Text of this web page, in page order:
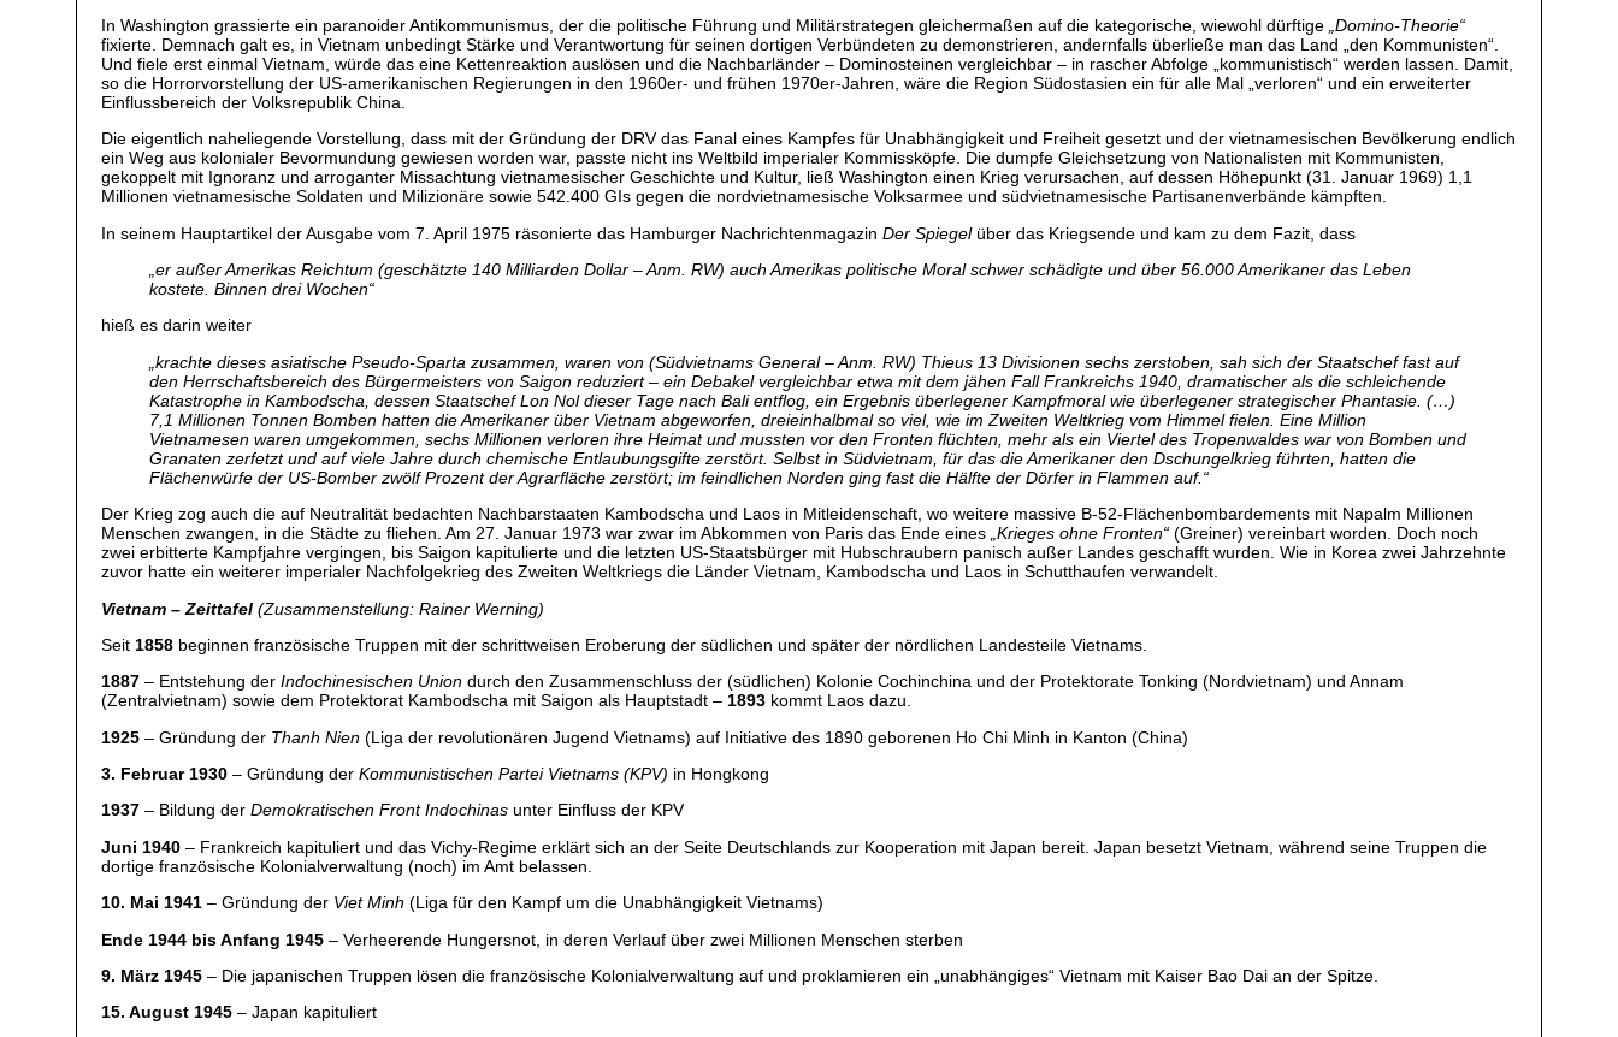
In Washington grassierte ein paranoider Antikommunismus, der die politische Führung und Militärstrategen gleichermaßen auf die kategorische, wiewohl dürftige „Domino-Theorie“
fixierte. Demnach galt es, in Vietnam unbedingt Stärke und Verantwortung für seinen dortigen Verbündeten zu demonstrieren, andernfalls überließe man das Land „den Kommunisten“.
Und fiele erst einmal Vietnam, würde das eine Kettenreaktion auslösen und die Nachbarländer – Dominosteinen vergleichbar – in rascher Abfolge „kommunistisch“ werden lassen. Damit,
so die Horrorvorstellung der US-amerikanischen Regierungen in den 1960er- und frühen 1970er-Jahren, wäre die Region Südostasien ein für alle Mal „verloren“ und ein erweiterter
Einflussbereich der Volksrepublik China.
Die eigentlich naheliegende Vorstellung, dass mit der Gründung der DRV das Fanal eines Kampfes für Unabhängigkeit und Freiheit gesetzt und der vietnamesischen Bevölkerung endlich
ein Weg aus kolonialer Bevormundung gewiesen worden war, passte nicht ins Weltbild imperialer Kommissköpfe. Die dumpfe Gleichsetzung von Nationalisten mit Kommunisten,
gekoppelt mit Ignoranz und arroganter Missachtung vietnamesischer Geschichte und Kultur, ließ Washington einen Krieg verursachen, auf dessen Höhepunkt (31. Januar 1969) 1,1
Millionen vietnamesische Soldaten und Milizionäre sowie 542.400 GIs gegen die nordvietnamesische Volksarmee und südvietnamesische Partisanenverbände kämpften.
In seinem Hauptartikel der Ausgabe vom 7. April 1975 räsonierte das Hamburger NachrichtenmagazinDer Spiegelüber das Kriegsende und kam zu dem Fazit, dass
„er außer Amerikas Reichtum (geschätzte 140 Milliarden Dollar – Anm. RW) auch Amerikas politische Moral schwer schädigte und über 56.000 Amerikaner das Leben
kostete. Binnen drei Wochen“
hieß es darin weiter
„krachte dieses asiatische Pseudo-Sparta zusammen, waren von (Südvietnams General – Anm. RW) Thieus 13 Divisionen sechs zerstoben, sah sich der Staatschef fast auf
den Herrschaftsbereich des Bürgermeisters von Saigon reduziert – ein Debakel vergleichbar etwa mit dem jähen Fall Frankreichs 1940, dramatischer als die schleichende
Katastrophe in Kambodscha, dessen Staatschef Lon Nol dieser Tage nach Bali entflog, ein Ergebnis überlegener Kampfmoral wie überlegener strategischer Phantasie. (…)
7,1 Millionen Tonnen Bomben hatten die Amerikaner über Vietnam abgeworfen, dreieinhalbmal so viel, wie im Zweiten Weltkrieg vom Himmel fielen. Eine Million
Vietnamesen waren umgekommen, sechs Millionen verloren ihre Heimat und mussten vor den Fronten flüchten, mehr als ein Viertel des Tropenwaldes war von Bomben und
Granaten zerfetzt und auf viele Jahre durch chemische Entlaubungsgifte zerstört. Selbst in Südvietnam, für das die Amerikaner den Dschungelkrieg führten, hatten die
Flächenwürfe der US-Bomber zwölf Prozent der Agrarfläche zerstört; im feindlichen Norden ging fast die Hälfte der Dörfer in Flammen auf.“
Der Krieg zog auch die auf Neutralität bedachten Nachbarstaaten Kambodscha und Laos in Mitleidenschaft, wo weitere massive B-52-Flächenbombardements mit Napalm Millionen
Menschen zwangen, in die Städte zu fliehen. Am 27. Januar 1973 war zwar im Abkommen von Paris das Ende eines „Krieges ohne Fronten“ (Greiner) vereinbart worden. Doch noch
zwei erbitterte Kampfjahre vergingen, bis Saigon kapitulierte und die letzten US-Staatsbürger mit Hubschraubern panisch außer Landes geschafft wurden. Wie in Korea zwei Jahrzehnte
zuvor hatte ein weiterer imperialer Nachfolgekrieg des Zweiten Weltkriegs die Länder Vietnam, Kambodscha und Laos in Schutthaufen verwandelt.
Vietnam – Zeittafel (Zusammenstellung: Rainer Werning)
Seit 1858 beginnen französische Truppen mit der schrittweisen Eroberung der südlichen und später der nördlichen Landesteile Vietnams.
1887 – Entstehung derIndochinesischen Union durch den Zusammenschluss der (südlichen) Kolonie Cochinchina und der Protektorate Tonking (Nordvietnam) und Annam
(Zentralvietnam) sowie dem Protektorat Kambodscha mit Saigon als Hauptstadt –1893 kommt Laos dazu.
1925 – Gründung der Thanh Nien (Liga der revolutionären Jugend Vietnams) auf Initiative des 1890 geborenen Ho Chi Minh in Kanton (China)
3. Februar 1930 – Gründung derKommunistischen Partei Vietnams (KPV) in Hongkong
1937 – Bildung derDemokratischen Front Indochinas unter Einfluss der KPV
Juni 1940 – Frankreich kapituliert und das Vichy-Regime erklärt sich an der Seite Deutschlands zur Kooperation mit Japan bereit. Japan besetzt Vietnam, während seine Truppen die
dortige französische Kolonialverwaltung (noch) im Amt belassen.
10. Mai 1941 – Gründung der Viet Minh (Liga für den Kampf um die Unabhängigkeit Vietnams)
Ende 1944 bis Anfang 1945 – Verheerende Hungersnot, in deren Verlauf über zwei Millionen Menschen sterben
9. März 1945 – Die japanischen Truppen lösen die französische Kolonialverwaltung auf und proklamieren ein „unabhängiges“ Vietnam mit Kaiser Bao Dai an der Spitze.
15. August 1945 – Japan kapituliert